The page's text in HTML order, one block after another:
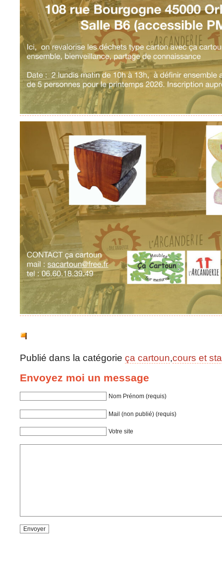
Publié dans la catégorie ça cartoun,cours et
Envoyez moi un message
Nom Prénom (requis)
Mail (non publié) (requis)
Votre site